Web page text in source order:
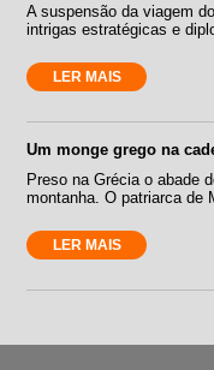
A suspensão da viagem
intrigas estratégicas e
LER MAIS
Um monge grego na
Preso na Grécia o abade
montanha. O patriarca de
LER MAIS